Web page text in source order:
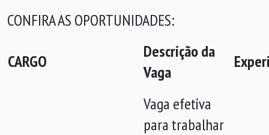
CONFIRA AS OPORTUNIDADES:
CARGO
Descrição da
Vaga
Vaga efetiva
para trabalhar